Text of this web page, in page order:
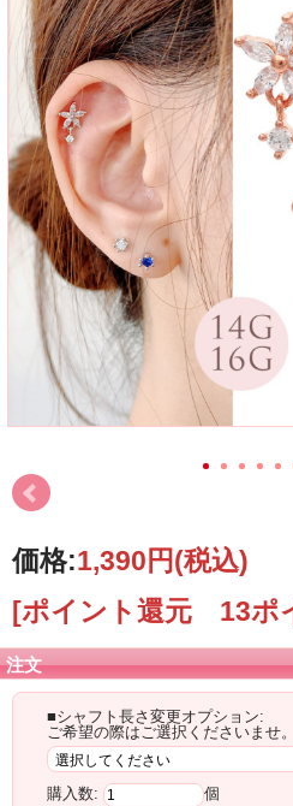
価格:1,390円(税込)
[ポイント還元 13ポ
注文
■シャフト長さ変更オプション:
ご希望の際はご選択くださいませ。
購入数: 個